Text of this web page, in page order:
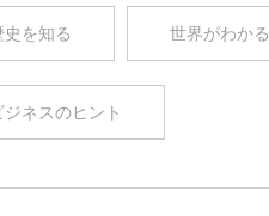
史を知る 世界がわかる
ジネスのヒント